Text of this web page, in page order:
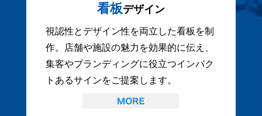
看板デザイン
視認性とデザイン性を両立した看板を制
作。店舗や施設の魅力を効果的に伝え、
集客やブランディングに役立つインパク
トあるサインをご提案します。